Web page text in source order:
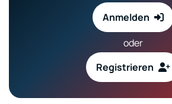
Anmelden
oder
Registrieren